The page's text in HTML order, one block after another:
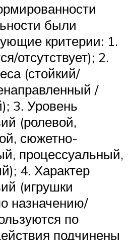
были
критерии: 1.
отсутствует); 2.
(стойкий/
/
3. Уровень
(ролевой,
сюжетно-
процессуальный,
4. Характер
(игрушки
назначению/
по
подчинены